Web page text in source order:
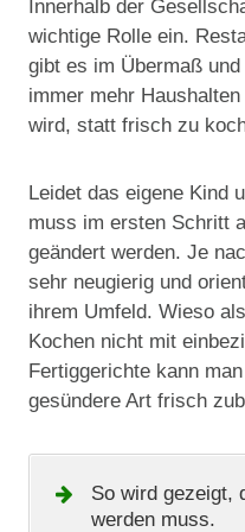
Innerhalb der
wichtige Rolle ein.
gibt es im Übermaß
immer mehr
wird, statt frisch zu
Leidet das eigene Kind
muss im ersten Schritt
geändert werden. Je
sehr neugierig und
ihrem Umfeld. Wieso
Kochen nicht mit
Fertiggerichte kann
gesündere Art frisch
So wird gezeigt,
werden muss.